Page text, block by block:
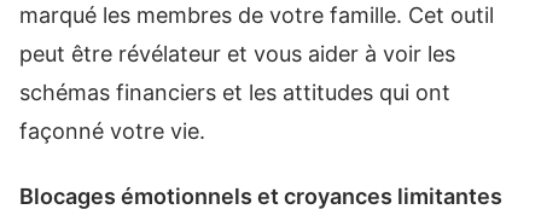
marqué les membres de votre famille. Cet outil
peut être révélateur et vous aider à voir les
schémas financiers et les attitudes qui ont
façonné votre vie.
Blocages émotionnels et croyances limitantes